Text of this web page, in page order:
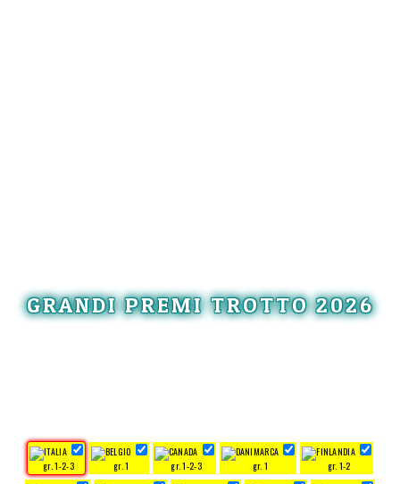
GRANDI PREMI TROTTO 2026
gr. 1-2-3 gr. 1 gr. 1-2-3 gr. 1 gr. 1-2